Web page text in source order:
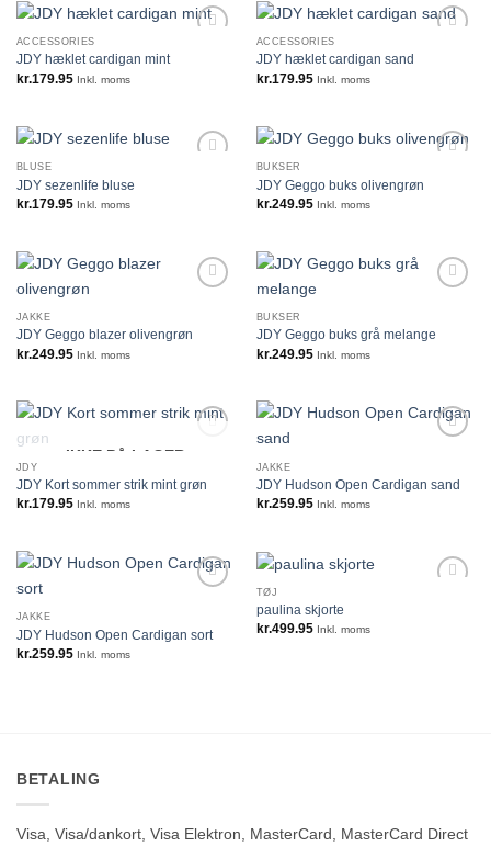
ACCESSORIES
JDY hæklet cardigan mint
kr.179.95 Inkl. moms
ACCESSORIES
JDY hæklet cardigan sand
kr.179.95 Inkl. moms
BLUSE
JDY sezenlife bluse
kr.179.95 Inkl. moms
BUKSER
JDY Geggo buks olivengrøn
kr.249.95 Inkl. moms
JAKKE
JDY Geggo blazer olivengrøn
kr.249.95 Inkl. moms
BUKSER
JDY Geggo buks grå melange
kr.249.95 Inkl. moms
IKKE PÅ LAGER
JDY
JDY Kort sommer strik mint grøn
kr.179.95 Inkl. moms
JAKKE
JDY Hudson Open Cardigan sand
kr.259.95 Inkl. moms
JAKKE
JDY Hudson Open Cardigan sort
kr.259.95 Inkl. moms
TØJ
paulina skjorte
kr.499.95 Inkl. moms
BETALING
Visa, Visa/dankort, Visa Elektron, MasterCard, MasterCard Direct